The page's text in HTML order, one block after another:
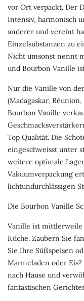
vor Ort verpackt. Der
Intensiv, harmonisch
anderer und vereint
Einzelsubstanzen zu
Nicht umsonst nennt
und Bourbon Vanille
Nur die Vanille von
(Madagaskar,
Bourbon Vanille
Top Qualität. Die
eingeschweisst unter
weitere optimale
Vakuumverpackung
lichtundurchlässigen
Die Bourbon Vanille
Vanille ist mittlerweile
Küche. Zaubern Sie
Sie Ihre Süßspeisen
Marmeladen oder
nach Hause und
fantastischen